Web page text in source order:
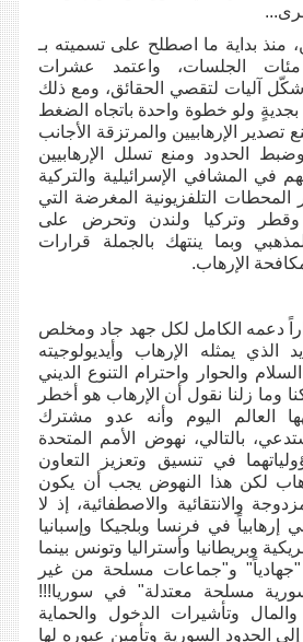
منذ بداية ما اصطلح على تسميته بـ
مئات الجلسات، واعتمد عشرات
وشكّل آليات لتقصي الحقائق، ومع ذلك
ولو خطوة واحدة باتجاه الضغط
تصدير الإرهابيين والمرتزقة الأجانب
الحدود ومنع تسلل الإرهابيين
في المشافي الإسرائيلية والتركية
التلفزيونية المغرضة التي
وتركيا ولندن وتحرض على
وبما ينتهك بالجملة قرارات
الإرهاب.
دعمه الكامل لكل جهد جاد ومخلص
الذي يمثله الإرهاب وأيديولوجيته
والحوار واحترام التنوع الديني
وما زلنا نقول أن الإرهاب هو أخطر
العالم اليوم وأنه عدو مشترك
بالتالي، نهوض الأمم المتحدة
في تنسيق وتعزيز التعاون
لكن هذا النهوض يجب أن يكون
والانتقائية والاصطفائية، إذ لا
إرهابياً في فرنسا وبلجيكا وإسبانيا
وبريطانيا وأستراليا وتونس بينما
و"جماعات مسلحة من غير
مسلحة معتدلة" في سوريا!!!
وتأشيرات الدخول والحماية
إلى الحدود السورية وتأمين عبوره لها